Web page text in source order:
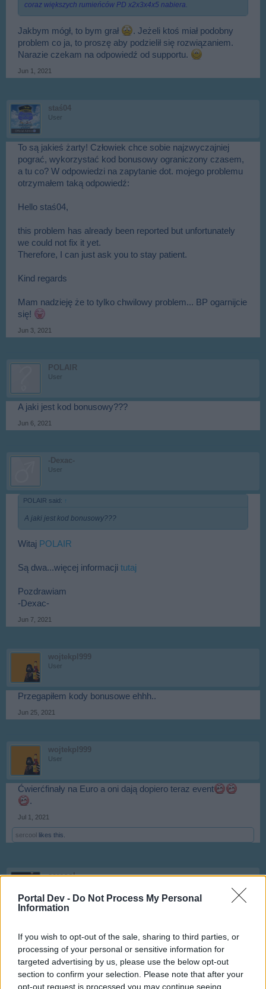
Portal Dev - Do Not Process My Personal
Information
If you wish to opt-out of the sale, sharing to third parties, or
processing of your personal or sensitive information for
targeted advertising by us, please use the below opt-out
section to confirm your selection. Please note that after your
opt-out request is processed you may continue seeing
coraz większych rumieńców PD x2x3x4x5 nabiera.
Jakbym mógł, to bym grał
. Jeżeli ktoś miał podobny
problem co ja, to proszę aby podzielił się rozwiązaniem.
Narazie czekam na odpowiedź od supportu.
Jun 1, 2021
staś04
User
To są jakieś żarty! Człowiek chce sobie najzwyczajniej
pograć, wykorzystać kod bonusowy ograniczony czasem,
a tu co? W odpowiedzi na zapytanie dot. mojego problemu
otrzymałem taką odpowiedź:
Hello staś04,
this problem has already been reported but unfortunately
we could not fix it yet.
Therefore, I can just ask you to stay patient.
Kind regards
Mam nadzieję że to tylko chwilowy problem... BP ogarnijcie
się!
Jun 3, 2021
POLAIR
User
A jaki jest kod bonusowy???
Jun 6, 2021
-Dexac-
User
POLAIR said: ↑
A jaki jest kod bonusowy???
Witaj POLAIR
Są dwa...więcej informacji tutaj
Pozdrawiam
-Dexac-
Jun 7, 2021
wojtekpl999
User
Przegapiłem kody bonusowe ehhh..
Jun 25, 2021
wojtekpl999
User
Ćwierćfinały na Euro a oni dają dopiero teraz event
.
Jul 1, 2021
sercool likes this.
sercool
Albo się przyzwyczajasz i nie masz oczekiwań albo
rezygnujesz z gry.
Jul 4, 2021